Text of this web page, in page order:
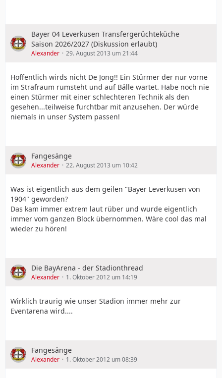
Bayer 04 Leverkusen Transfergerüchteküche
Saison 2026/2027 (Diskussion erlaubt)
Alexander 29. August 2013 um 21:44
Hoffentlich wirds nicht De Jong!! Ein Stürmer der nur vorne
im Strafraum rumsteht und auf Bälle wartet. Habe noch nie
einen Stürmer mit einer schlechteren Technik als den
gesehen...teilweise furchtbar mit anzusehen. Der würde
niemals in unser System passen!
Fangesänge
Alexander 22. August 2013 um 10:42
Was ist eigentlich aus dem geilen "Bayer Leverkusen von
1904" geworden?
Das kam immer extrem laut rüber und wurde eigentlich
immer vom ganzen Block übernommen. Wäre cool das mal
wieder zu hören!
Die BayArena - der Stadionthread
Alexander 1. Oktober 2012 um 14:19
Wirklich traurig wie unser Stadion immer mehr zur
Eventarena wird....
Fangesänge
Alexander 1. Oktober 2012 um 08:39